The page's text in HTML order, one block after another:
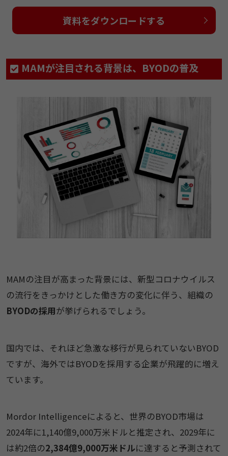
資料をダウンロードする
MAMが注目される背景は、BYODの普及
MAMの注目が高まった背景には、新型コロナウイルス
の流行をきっかけとした働き方の変化に伴う、組織の
BYODの採用が挙げられるでしょう。
国内では、それほど急激な移行が見られていないBYOD
ですが、海外ではBYODを採用する企業が飛躍的に増え
ています。
Mordor Intelligenceによると、世界のBYOD市場は
2024年に1,140億9,000万米ドルと推定され、2029年に
は約2倍の2,384億9,000万米ドルに達すると予測されて